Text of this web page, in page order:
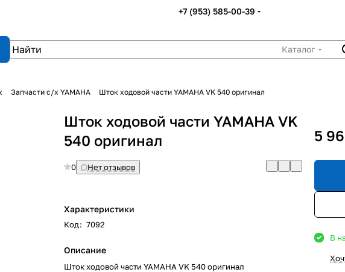
+7 (953) 585-00-39
Каталог
Запчасти с/х YAMAHA Шток ходовой части YAMAHA VK 540 оригинал
Шток ходовой части YAMAHA VK
540 оригинал
0 Нет отзывов
Характеристики
Код: 7092
Описание
Шток ходовой части YAMAHA VK 540 оригинал
5
В